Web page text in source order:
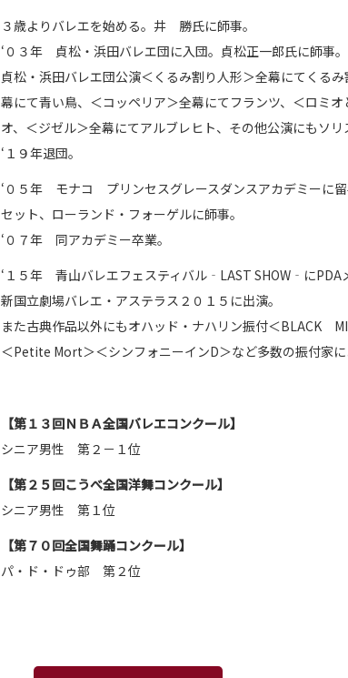
３歳よりバレエを始める。井 勝氏に師事。
‘０３年 貞松・浜田バレエ団に入団。貞松正一郎氏に師事。
貞松・浜田バレエ団公演＜くるみ割り人形＞全幕にてくる
幕にて青い鳥、＜コッペリア＞全幕にてフランツ、＜ロミ
オ、＜ジゼル＞全幕にてアルブレヒト、その他公演にもソリ
‘１９年退団。
‘０５年 モナコ プリンセスグレースダンスアカデミーに留
セット、ローランド・フォーゲルに師事。
‘０７年 同アカデミー卒業。
‘１５年 青山バレエフェスティバル‐LAST SHOW‐にPDA
新国立劇場バレエ・アステラス２０１５に出演。
また古典作品以外にもオハッド・ナハリン振付＜BLACK
＜Petite Mort＞＜シンフォニーインD＞など多数の振付家に
【第１３回ＮＢＡ全国バレエコンクール】
シニア男性 第２－１位
【第２５回こうべ全国洋舞コンクール】
シニア男性 第１位
【第７０回全国舞踊コンクール】
パ・ド・ドゥ部 第２位